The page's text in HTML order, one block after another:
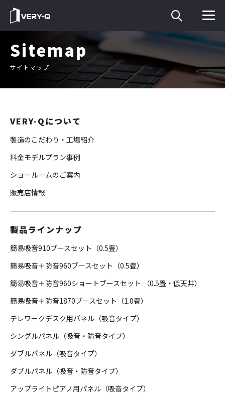
Sitemap
サイトマップ
VERY-Qについて
製造のこだわり・工場紹介
料金モデルプラン事例
ショールームのご案内
販売店情報
製品ラインナップ
簡易吸音910ブースセット（0.5畳）
簡易吸音＋防音960ブースセット（0.5畳）
簡易吸音＋防音960ショートブースセット （0.5畳・低天井）
簡易吸音＋防音1870ブースセット（1.0畳）
テレワークデスク用パネル（吸音タイプ）
シングルパネル（吸音・防音タイプ）
ダブルパネル（吸音タイプ）
ダブルパネル（吸音・防音タイプ）
アップライトピアノ用パネル（吸音タイプ）